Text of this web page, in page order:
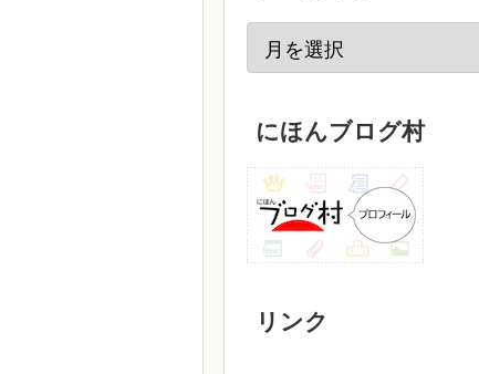
にほんブログ村
リンク